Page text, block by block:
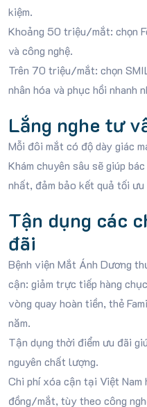
kiệm.
Khoảng 50 triệu/mắt: chọn
và công nghệ.
Trên 70 triệu/mắt: chọn
nhân hóa và phục hồi nhanh
Lắng nghe tư
Mỗi đôi mắt có độ dày giác
Khám chuyên sâu sẽ giúp
nhất, đảm bảo kết quả tối
Tận dụng các
đãi
Bệnh viện Mắt Ánh Dương
cận: giảm trực tiếp hàng
vòng quay hoàn tiền, thẻ
năm.
Tận dụng thời điểm ưu đãi
nguyên chất lượng.
Chi phí xóa cận tại Việt
đồng/mắt, tùy theo công